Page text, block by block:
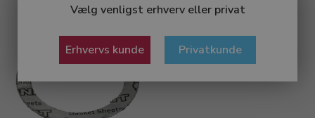
Vælg venligst erhverv eller privat
Erhvervs kunde Privatkunde